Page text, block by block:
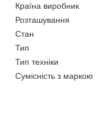
Країна виробник
Розташування
Стан
Тип
Тип техніки
Сумісність з маркою